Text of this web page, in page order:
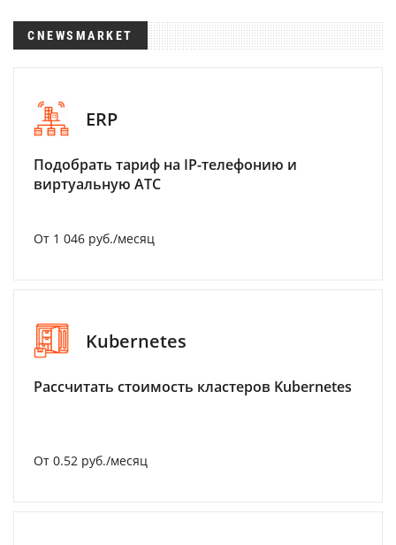
CNEWSMARKET
ERP
Подобрать тариф на IP-телефонию и
виртуальную АТС
От 1 046 руб./месяц
Kubernetes
Рассчитать стоимость кластеров Kubernetes
От 0.52 руб./месяц